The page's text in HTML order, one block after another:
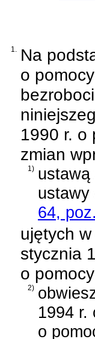
1. Na
o
1990 r. o
zmian
1) ustawą
ustawy
64,
ujętych w
stycznia
o
2)
1994 r.
o